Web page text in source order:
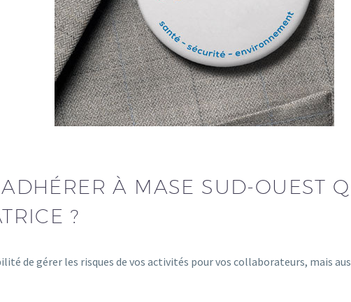
À MASE SUD-OUEST
?
de gérer les risques de vos activités pour vos collaborateurs, mais